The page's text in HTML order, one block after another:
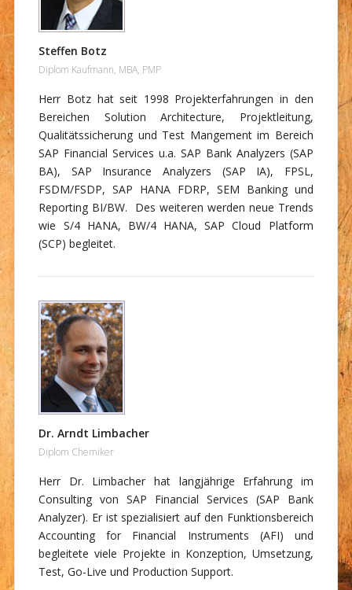
Steffen Botz
Diplom Kaufmann, MBA, PMP
Herr Botz hat seit 1998 Projekterfahrungen in den
Bereichen Solution Architecture, Projektleitung,
Qualitätssicherung und Test Mangement im Bereich
SAP Financial Services u.a. SAP Bank Analyzers (SAP
BA), SAP Insurance Analyzers (SAP IA), FPSL,
FSDM/FSDP, SAP HANA FDRP, SEM Banking und
Reporting BI/BW. Des weiteren werden neue Trends
wie S/4 HANA, BW/4 HANA, SAP Cloud Platform
(SCP) begleitet.
Dr. Arndt Limbacher
Diplom Chemiker
Herr Dr. Limbacher hat langjährige Erfahrung im
Consulting von SAP Financial Services (SAP Bank
Analyzer). Er ist spezialisiert auf den Funktionsbereich
Accounting for Financial Instruments (AFI) und
begleitete viele Projekte in Konzeption, Umsetzung,
Test, Go-Live und Production Support.